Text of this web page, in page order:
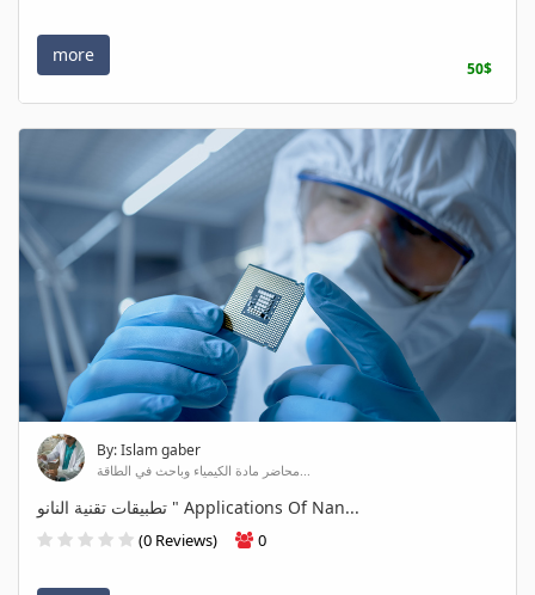
more
50$
By: Islam gaber
محاضر مادة الكيمياء وباحث في الطاقة...
تطبيقات تقنية النانو " Applications Of Nan...
(0 Reviews) 0